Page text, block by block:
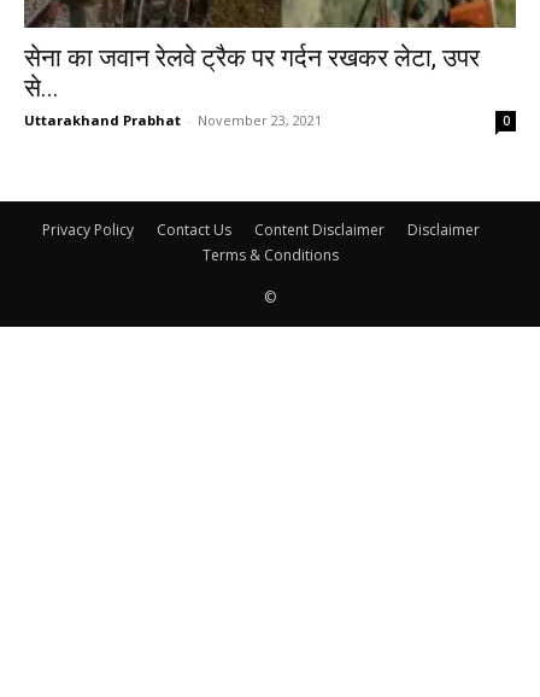
सेना का जवान रेलवे ट्रैक पर गर्दन रखकर लेटा, उपर
से...
Uttarakhand Prabhat - November 23, 2021 0
Privacy Policy Contact Us Content Disclaimer
Disclaimer
Terms & Conditions
©